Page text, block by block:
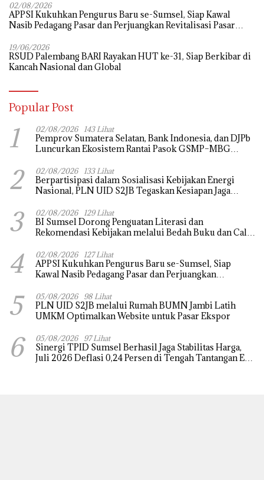
02/08/2026
APPSI Kukuhkan Pengurus Baru se-Sumsel, Siap Kawal
Nasib Pedagang Pasar dan Perjuangkan Revitalisasi Pasar
19/06/2026
RSUD Palembang BARI Rayakan HUT ke-31, Siap Berkibar di
Kancah Nasional dan Global
Popular Post
1 02/08/2026 143 Lihat
Pemprov Sumatera Selatan, Bank Indonesia, dan DJPb
Luncurkan Ekosistem Rantai Pasok GSMP–MBG
Inflasi
2 02/08/2026 133 Lihat
Berpartisipasi dalam Sosialisasi Kebijakan Energi
Nasional, PLN UID S2JB Tegaskan Kesiapan Jaga
3 02/08/2026 129 Lihat
BI Sumsel Dorong Penguatan Literasi dan
Rekomendasi Kebijakan melalui Bedah Buku dan Call
2026
4 02/08/2026 127 Lihat
APPSI Kukuhkan Pengurus Baru se-Sumsel, Siap
Kawal Nasib Pedagang Pasar dan Perjuangkan
5 05/08/2026 98 Lihat
PLN UID S2JB melalui Rumah BUMN Jambi Latih
UMKM Optimalkan Website untuk Pasar Ekspor
6 05/08/2026 97 Lihat
Sinergi TPID Sumsel Berhasil Jaga Stabilitas Harga,
Juli 2026 Deflasi 0,24 Persen di Tengah Tantangan El